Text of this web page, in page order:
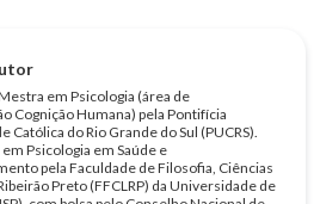
em Psicologia (área de
Cognição Humana) pela Pontifícia
Católica do Rio Grande do Sul (PUCRS).
Psicologia em Saúde e
pela Faculdade de Filosofia, Ciências
Preto (FFCLRP) da Universidade de